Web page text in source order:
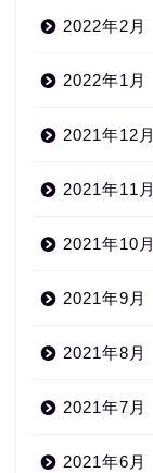
2022年2月
2022年1月
2021年12月
2021年11月
2021年10月
2021年9月
2021年8月
2021年7月
2021年6月